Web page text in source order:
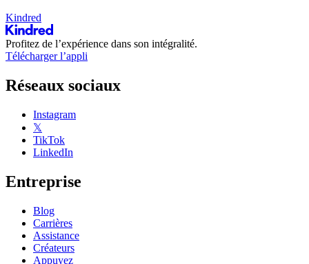
Kindred
Profitez de l’expérience dans son intégralité.
Télécharger l’appli
Réseaux sociaux
Instagram
𝕏
TikTok
LinkedIn
Entreprise
Blog
Carrières
Assistance
Créateurs
Appuyez